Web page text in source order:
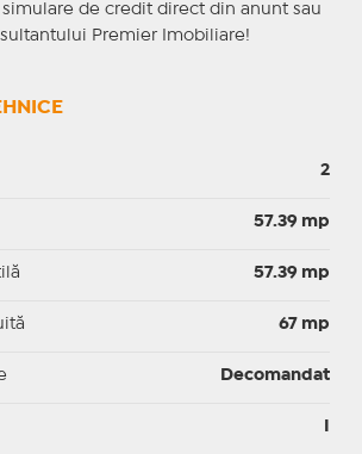
de credit direct din anunt sau
Premier Imobiliare!
2
57.39 mp
57.39 mp
67 mp
Decomandat